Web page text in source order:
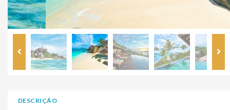
DESCRIÇÃO